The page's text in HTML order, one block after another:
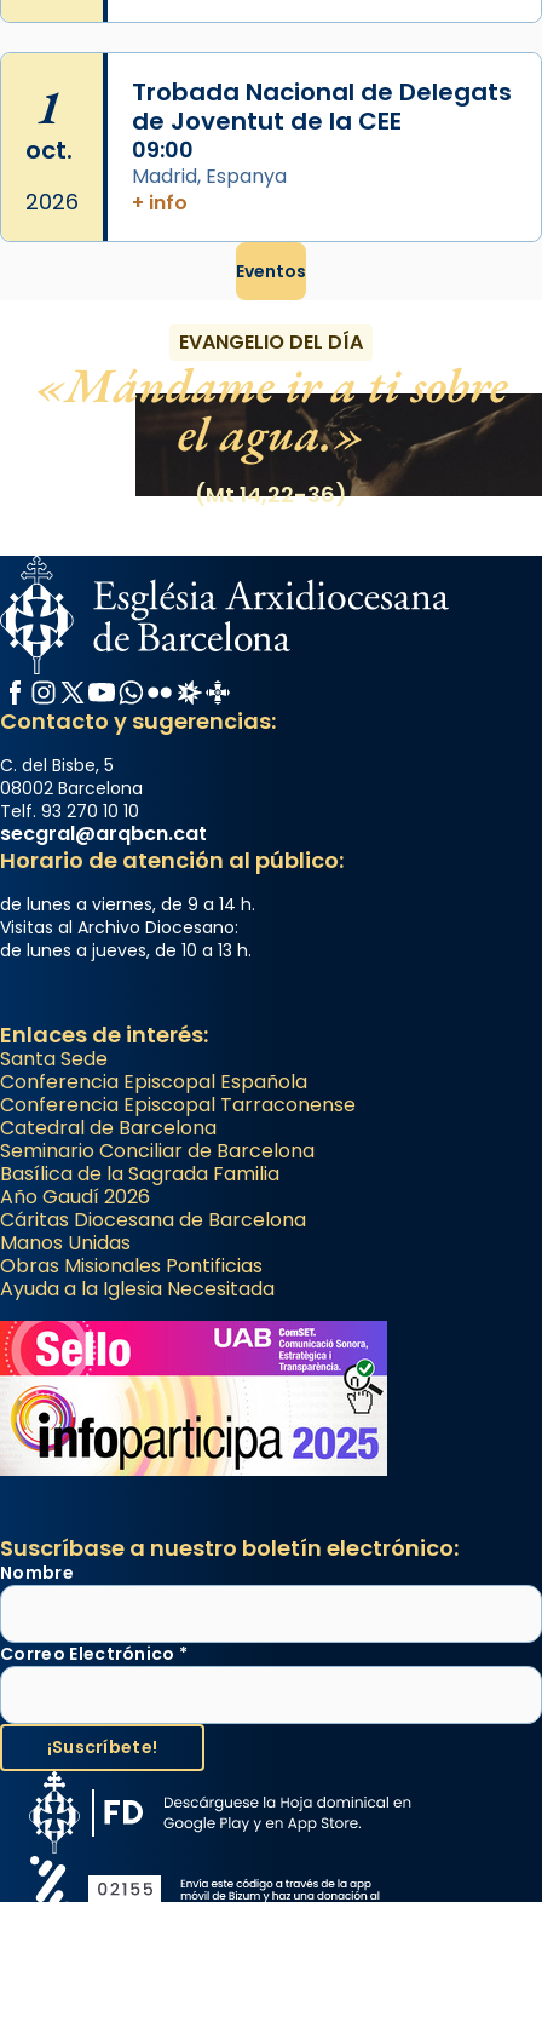
1
oct.
2026
Trobada Nacional de Delegats
de Joventut de la CEE
09:00
Madrid, Espanya
+ info
Eventos
EVANGELIO DEL DÍA
Mándame ir a ti sobre
el agua.
(Mt 14,22-36)
Facebook
Instagram
X / Twitter
YouTube
WhatsApp
FlickrRadio Estel
Catalunya Cristiana
Contacto y sugerencias:
C. del Bisbe, 5
08002 Barcelona
Telf. 93 270 10 10
secgral@arqbcn.cat
Horario de atención al público:
de lunes a viernes, de 9 a 14 h.
Visitas al Archivo Diocesano:
de lunes a jueves, de 10 a 13 h.
Enlaces de interés:
Santa Sede
Conferencia Episcopal Española
Conferencia Episcopal Tarraconense
Catedral de Barcelona
Seminario Conciliar de Barcelona
Basílica de la Sagrada Familia
Año Gaudí 2026
Cáritas Diocesana de Barcelona
Manos Unidas
Obras Misionales Pontificias
Ayuda a la Iglesia Necesitada
Suscríbase a nuestro boletín electrónico:
Nombre
Correo Electrónico *